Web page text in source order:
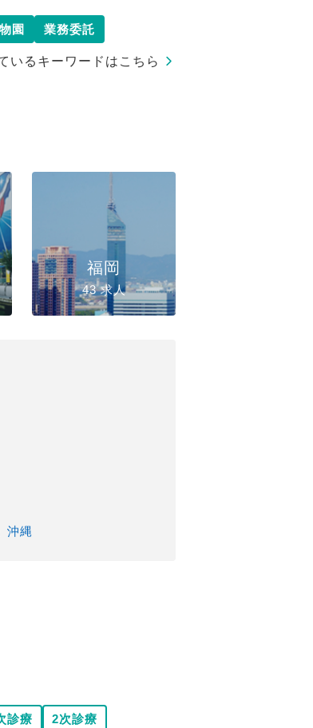
園 業務委託
いるキーワードはこちら
福岡
43 求人
沖縄
診療 2次診療